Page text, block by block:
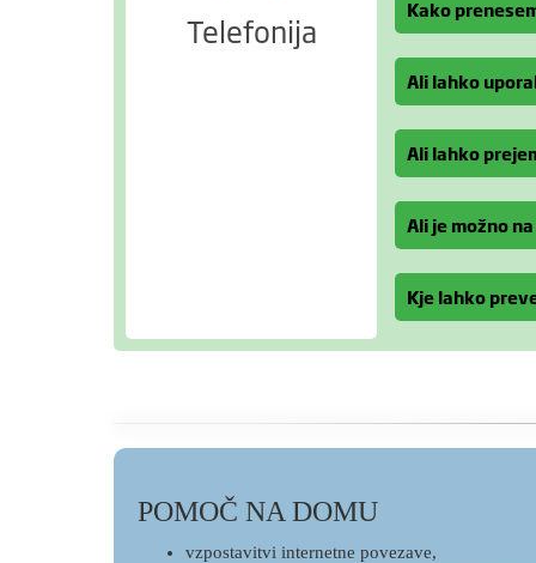
Telefonija Kako
Ali lahko
Ali lahko
Ali je možno
Kje lahko
POMOČ NA DOMU
vzpostavitvi internetne povezave,